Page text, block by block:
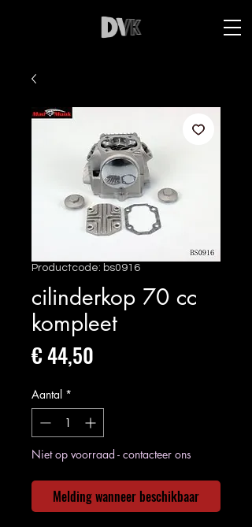
Productcode: bs0916
cilinderkop 70 cc
kompleet
€ 44,50
Aantal *
Niet op voorraad - contacteer ons
Melding wanneer beschikbaar